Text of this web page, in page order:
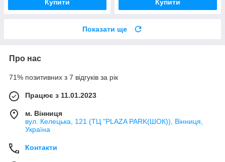
Купити Купити
Показати ще
Про нас
71% позитивних з 7 відгуків за рік
Працює з 11.01.2023
м. Вінниця
вул. Келецька, 121 (ТЦ "PLAZA PARK(ШОК)), Вінниця,
Україна
Контакти